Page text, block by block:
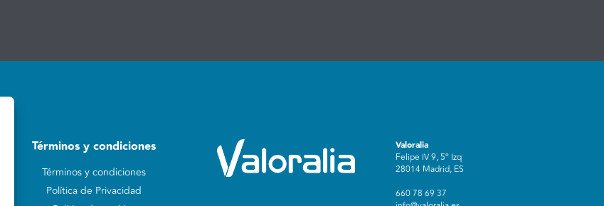
Términos y condiciones
Términos y condiciones
Política de Privacidad
Valoralia
Felipe IV 9, 5º Izq
28014 Madrid, ES
660 78 69 37